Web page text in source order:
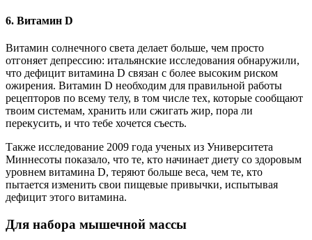
6. Витамин D
Витамин солнечного света делает больше, чем просто
отгоняет депрессию: итальянские исследования обнаружили,
что дефицит витамина D связан с более высоким риском
ожирения. Витамин D необходим для правильной работы
рецепторов по всему телу, в том числе тех, которые сообщают
твоим системам, хранить или сжигать жир, пора ли
перекусить, и что тебе хочется съесть.
Также исследование 2009 года ученых из Университета
Миннесоты показало, что те, кто начинает диету со здоровым
уровнем витамина D, теряют больше веса, чем те, кто
пытается изменить свои пищевые привычки, испытывая
дефицит этого витамина.
Для набора мышечной массы